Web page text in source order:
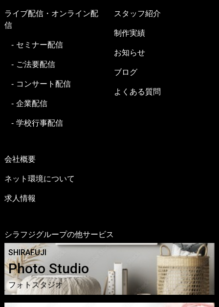
ライブ配信・オンライン配
信
セミナー配信
ご法要配信
コンサート配信
企業配信
学校行事配信
スタッフ紹介
制作実績
お知らせ
ブログ
よくある質問
会社概要
ネット環境について
求人情報
シラフジグループの他サービス
SHIRAFUJI
Photo Studio
フォトスタジオ